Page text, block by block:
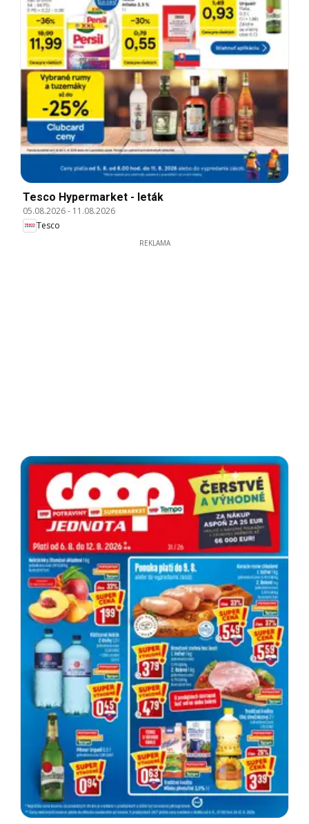
Tesco Hypermarket - leták
05.08.2026- 11.08.2026
Tesco
REKLAMA